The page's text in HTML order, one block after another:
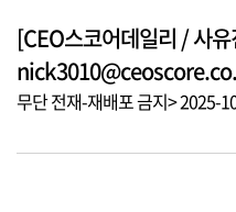
[CEO스코어데일리 / 사
무단 전재-재배포 금지> 2025-